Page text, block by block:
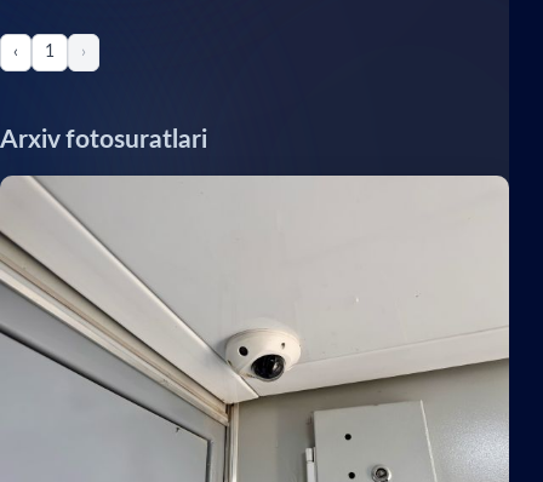
‹ 1 ›
Arxiv fotosuratlari